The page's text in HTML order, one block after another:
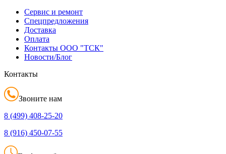
Сервис и ремонт
Спецпредложения
Доставка
Оплата
Контакты ООО "ТСК"
Новости/Блог
Контакты
Звоните нам
8 (499) 408-25-20
8 (916) 450-07-55